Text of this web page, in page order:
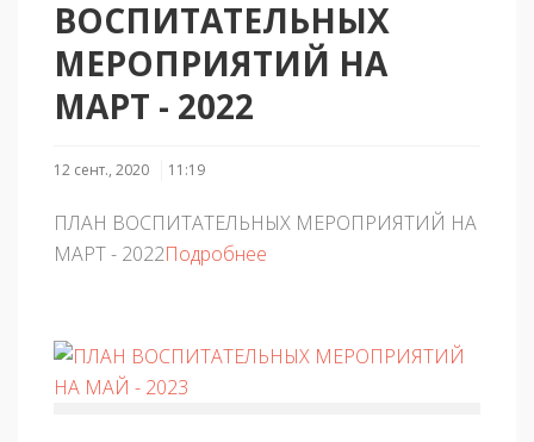
ВОСПИТАТЕЛЬНЫХ
МЕРОПРИЯТИЙ НА
МАРТ - 2022
12 сент., 2020 11:19
ПЛАН ВОСПИТАТЕЛЬНЫХ МЕРОПРИЯТИЙ НА
МАРТ - 2022Подробнее